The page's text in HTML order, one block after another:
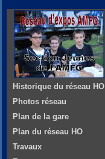
Historique du réseau HO
Photos réseau
Plan de la gare
Plan du réseau HO
Travaux